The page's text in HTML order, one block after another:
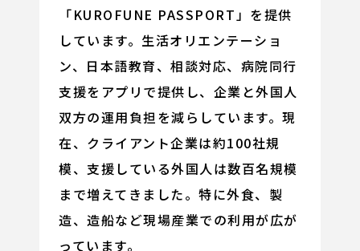
「KUROFUNE PASSPORT」を提供
しています。生活オリエンテーショ
ン、日本語教育、相談対応、病院同行
支援をアプリで提供し、企業と外国人
双方の運用負担を減らしています。現
在、クライアント企業は約100社規
模、支援している外国人は数百名規模
まで増えてきました。特に外食、製
造、造船など現場産業での利用が広が
っています。